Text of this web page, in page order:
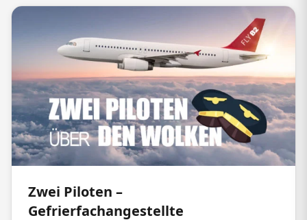
Zwei Piloten –
Gefrierfachangestellte